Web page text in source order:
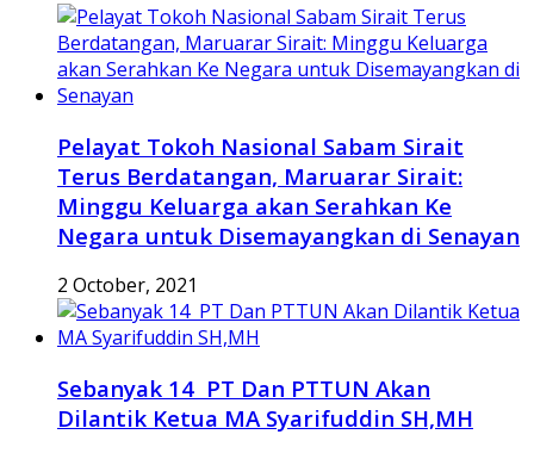
Pelayat Tokoh Nasional Sabam Sirait
Terus Berdatangan, Maruarar Sirait:
Minggu Keluarga akan Serahkan Ke
Negara untuk Disemayangkan di Senayan
2 October, 2021
Sebanyak 14 PT Dan PTTUN Akan
Dilantik Ketua MA Syarifuddin SH,MH